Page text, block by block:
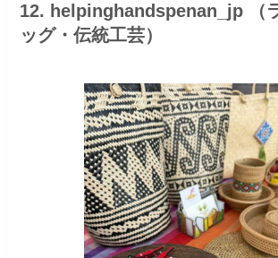
12. helpinghandspenan_jp （
ッグ・伝統工芸）